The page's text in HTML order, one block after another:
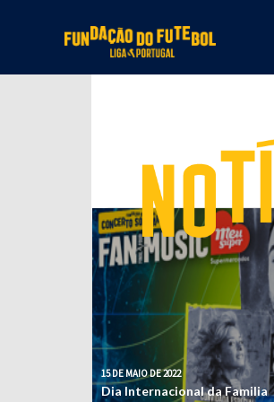
15 DE MAIO DE 2022
Dia Internacional da Familia